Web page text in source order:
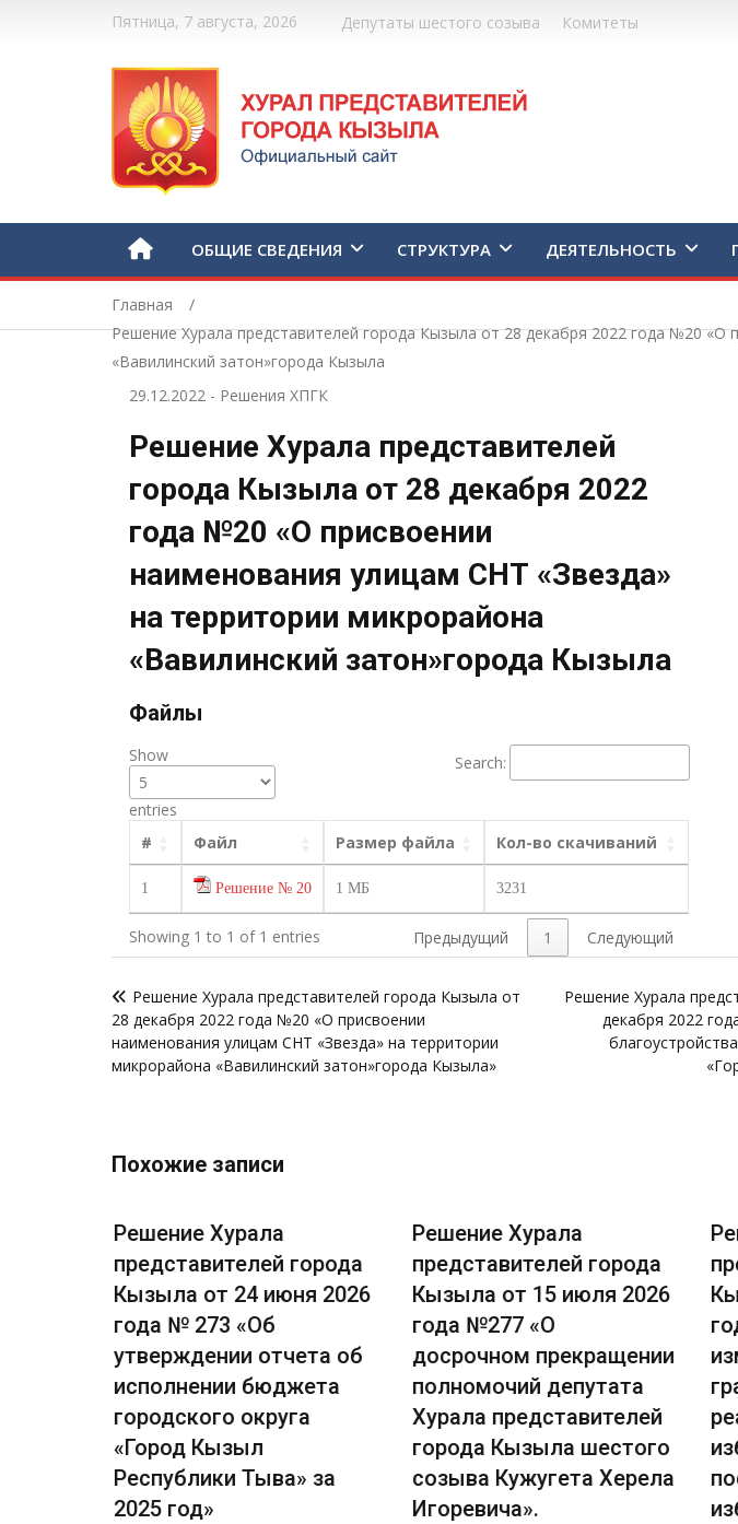
Пятница, 7 августа, 2026 Депутаты шестого созыва Комитеты
ОБЩИЕ СВЕДЕНИЯ СТРУКТУРА ДЕЯТЕЛЬНОСТЬ
Главная
Решение Хурала представителей города Кызыла от 28 декабря 2022 года №20
«Вавилинский затон»города Кызыла
29.12.2022- Решения ХПГК
Решение Хурала представителей
города Кызыла от 28 декабря 2022
года №20 «О присвоении
наименования улицам СНТ «Звезда»
на территории микрорайона
«Вавилинский затон»города Кызыла
Файлы
Show
entries
Search:
# Файл Размер файла Кол-во скачиваний
1 Решение № 20 1 МБ 3231
Showing 1 to 1 of 1 entries Предыдущий 1 Следующий
по
записям
Решение Хурала представителей города Кызыла от
28 декабря 2022 года №20 «О присвоении
наименования улицам СНТ «Звезда» на территории
микрорайона «Вавилинский затон»города Кызыла»
Решение Хурала
декабря 2022
Похожие записи
Решение Хурала
представителей города
Кызыла от 24 июня 2026
года № 273 «Об
утверждении отчета об
исполнении бюджета
городского округа
«Город Кызыл
Республики Тыва» за
2025 год»
Решение Хурала
представителей города
Кызыла от 15 июля 2026
года №277 «О
досрочном прекращении
полномочий депутата
Хурала представителей
города Кызыла шестого
созыва Кужугета Херела
Игоревича».